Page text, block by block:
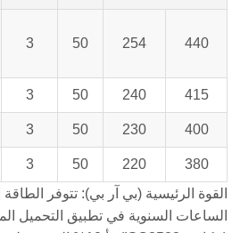
254
50
3
0.8
240
50
3
0.8
230
50
3
0.8
220
50
3
0.8
(بي آر بي): تتوفر الطاقة